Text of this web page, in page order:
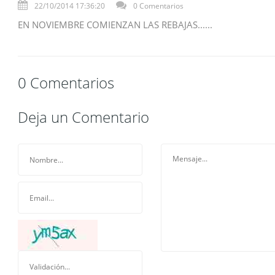
22/10/2014 17:36:20 0 Comentarios
EN NOVIEMBRE COMIENZAN LAS REBAJAS......
0 Comentarios
Deja un Comentario